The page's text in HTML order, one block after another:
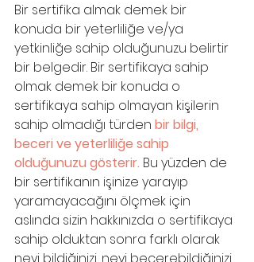
Bir sertifika almak demek bir
konuda bir yeterliliğe ve/ya
yetkinliğe sahip olduğunuzu belirtir
bir belgedir. Bir sertifikaya sahip
olmak demek bir konuda o
sertifikaya sahip olmayan kişilerin
sahip olmadığı türden bir bilgi,
beceri ve yeterliliğe sahip
olduğunuzu gösterir. Bu yüzden de
bir sertifikanın işinize yarayıp
yaramayacağını ölçmek için
aslında sizin hakkınızda o sertifikaya
sahip olduktan sonra farklı olarak